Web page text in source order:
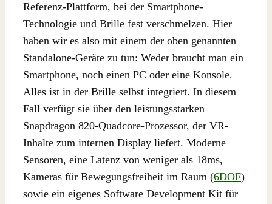
Referenz-Plattform, bei der Smartphone-
Technologie und Brille fest verschmelzen. Hier
haben wir es also mit einem der oben genannten
Standalone-Geräte zu tun: Weder braucht man ein
Smartphone, noch einen PC oder eine Konsole.
Alles ist in der Brille selbst integriert. In diesem
Fall verfügt sie über den leistungsstarken
Snapdragon 820-Quadcore-Prozessor, der VR-
Inhalte zum internen Display liefert. Moderne
Sensoren, eine Latenz von weniger als 18ms,
Kameras für Bewegungsfreiheit im Raum (6DOF)
sowie ein eigenes Software Development Kit für